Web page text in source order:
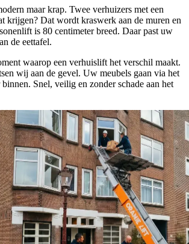
maar krap. Twee verhuizers met een
krijgen? Dat wordt kraswerk aan de muren en
is 80 centimeter breed. Daar past uw
de eettafel.
waarop een verhuislift het verschil maakt.
wij aan de gevel. Uw meubels gaan via het
Snel, veilig en zonder schade aan het